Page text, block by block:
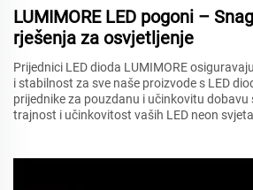
LUMIMORE LED pogoni –
rješenja za osvjetljenje
Prijednici LED dioda LUMIMORE
i stabilnost za sve naše proizvode s LED
prijednike za pouzdanu i učinkovitu
trajnost i učinkovitost vaših LED neon